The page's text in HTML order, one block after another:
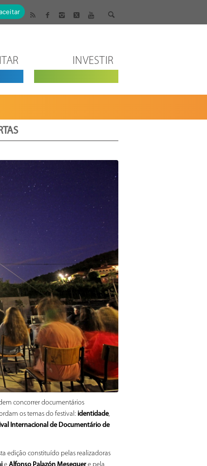
INVESTIR
concorrer documentários
os temas do festival: identidade,
Internacional de Documentário de
edição constituído pelas realizadoras